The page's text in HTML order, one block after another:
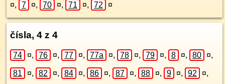
¤, 7 ¤, 70 ¤, 71 ¤, 72 ¤
čísla, 4 z 4
74 ¤, 76 ¤, 77 ¤, 77a ¤, 78 ¤, 79 ¤, 8 ¤, 80 ¤,
81 ¤, 82 ¤, 84 ¤, 86 ¤, 87 ¤, 88 ¤, 9 ¤, 92 ¤,